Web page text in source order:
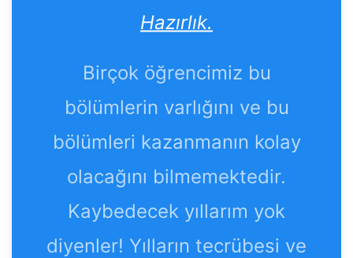
Hazırlık.
Birçok öğrencimiz bu
bölümlerin varlığını ve bu
bölümleri kazanmanın kolay
olacağını bilmemektedir.
Kaybedecek yıllarım yok
diyenler! Yılların tecrübesi ve